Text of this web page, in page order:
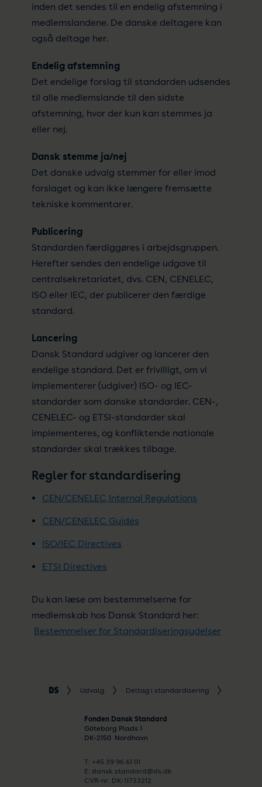
inden det sendes til en endelig afstemning i
medlemslandene. De danske deltagere kan
også deltage her.
Endelig afstemning
Det endelige forslag til standarden udsendes
til alle medlemslande til den sidste
afstemning, hvor der kun kan stemmes ja
eller nej.
Dansk stemme ja/nej
Det danske udvalg stemmer for eller imod
forslaget og kan ikke længere fremsætte
tekniske kommentarer.
Publicering
Standarden færdiggøres i arbejdsgruppen.
Herefter sendes den endelige udgave til
centralsekretariatet, dvs. CEN, CENELEC,
ISO eller IEC, der publicerer den færdige
standard.
Lancering
Dansk Standard udgiver og lancerer den
endelige standard. Det er frivilligt, om vi
implementerer (udgiver) ISO- og IEC-
standarder som danske standarder. CEN-,
CENELEC- og ETSI-standarder skal
implementeres, og konfliktende nationale
standarder skal trækkes tilbage.
Regler for standardisering
CEN/CENELEC Internal Regulations
CEN/CENELEC Guides
ISO/IEC Directives
ETSI Directives
Du kan læse om bestemmelserne for
medlemskab hos Dansk Standard her:
Bestemmelser for Standardiseringsydelser
Udvalg Deltag i standardisering
Fonden Dansk Standard
Göteborg Plads 1
DK-2150 Nordhavn
T: +45 39 96 61 01
E: dansk.standard@ds.dk
CVR-nr. DK-11733212